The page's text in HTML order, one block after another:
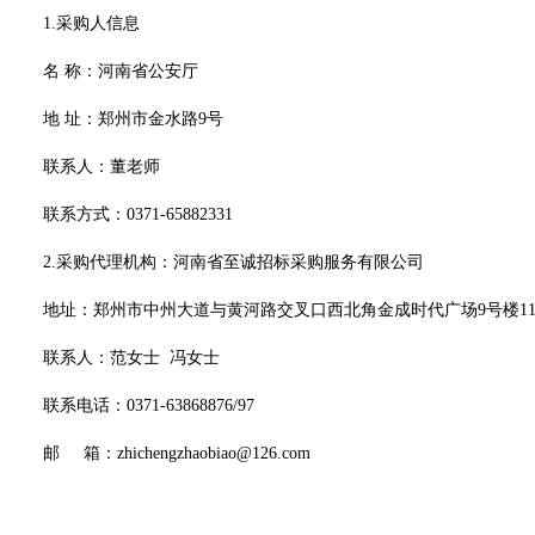
1.采购人信息
名 称：河南省公安厅
地 址：郑州市金水路9号
联系人： 董老师
联系方式： 0371-65882331
2.采购代理机构：河南省至诚招标采购服务有限公司
地址：郑州市中州大道与黄河路交叉口西北角金成时代广场9号楼
联系人： 范女士 冯女士
联系电话： 0371-63868876/97
邮 箱： zhichengzhaobiao@126.com